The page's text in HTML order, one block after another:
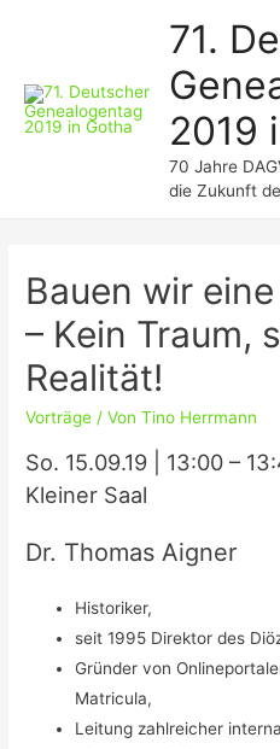
71.
2019
70 Jahre
die Zukunft
Bauen wir
– Kein Traum,
Realität!
Vorträge / VonTino Herrmann
So. 15.09.19 | 13:00 –
Kleiner Saal
Dr. Thomas Aigner
Historiker,
seit 1995 Direktor des
Gründer von
Matricula,
Leitung zahlreicher